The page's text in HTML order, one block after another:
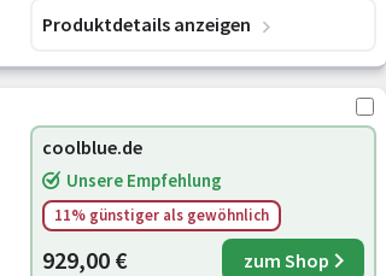
Produktdetails anzeigen
coolblue.de
Unsere Empfehlung
11% günstiger als gewöhnlich
929,00 € zum Shop